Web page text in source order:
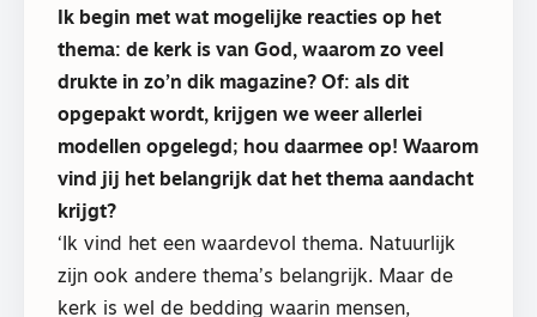
Ik begin met wat mogelijke reacties op het
thema: de kerk is van God, waarom zo veel
drukte in zo’n dik magazine? Of: als dit
opgepakt wordt, krijgen we weer allerlei
modellen opgelegd; hou daarmee op! Waarom
vind jij het belangrijk dat het thema aandacht
krijgt?
‘Ik vind het een waardevol thema. Natuurlijk
zijn ook andere thema’s belangrijk. Maar de
kerk is wel de bedding waarin mensen,